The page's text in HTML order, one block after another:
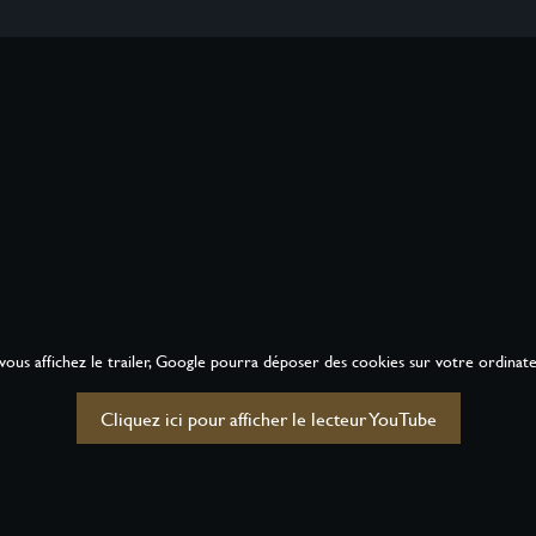
affichez le trailer, Google pourra déposer des cookies sur votre
Cliquez ici pour afficher le lecteur YouTube